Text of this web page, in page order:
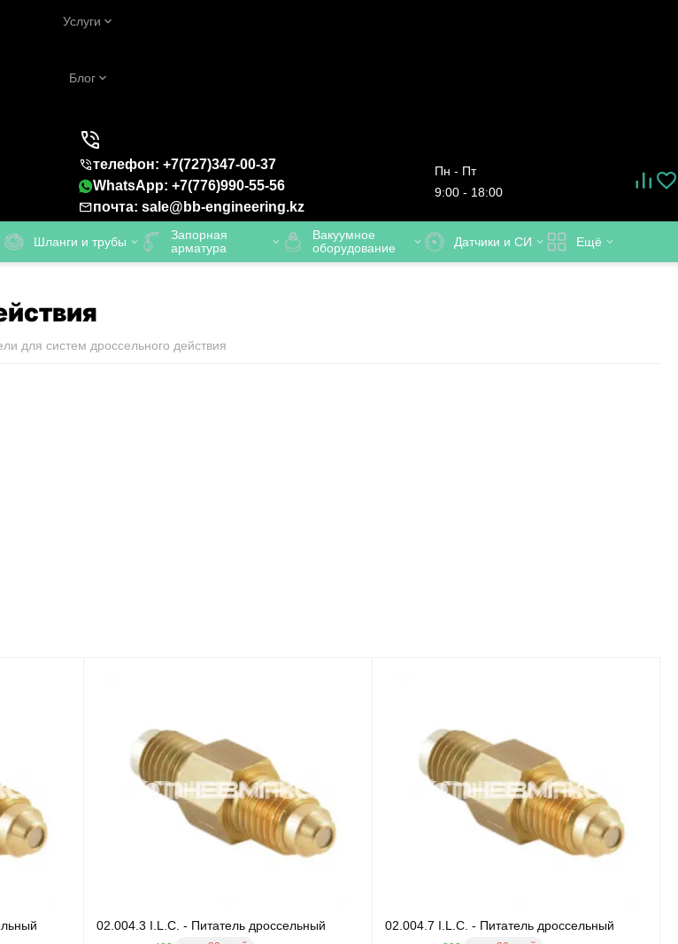
Услуги
Блог
телефон: +7(727)347-00-37
WhatsApp: +7(776)990-55-56
почта: sale@bb-engineering.kz
Пн - Пт
9:00 - 18:00
Шланги и трубы
Запорная
арматура
Вакуумное
оборудование
Датчики и СИ Ещё
для систем дроссельного действия
02.004.3 I.L.C. - Питатель дроссельный 02.004.7 I.L.C. - Питатель дроссельный